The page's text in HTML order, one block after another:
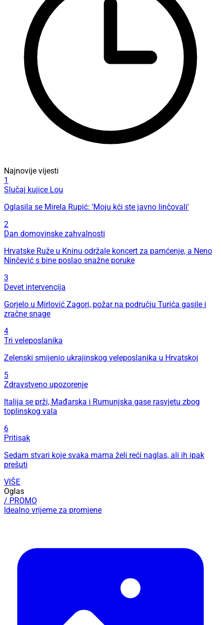
Najnovije vijesti
1
Slučaj kujice Lou
Oglasila se Mirela Rupić: 'Moju kći ste javno linčovali'
2
Dan domovinske zahvalnosti
Hrvatske Ruže u Kninu održale koncert za pamćenje, a Neno
Ninčević s bine poslao snažne poruke
3
Devet intervencija
Gorjelo u Mirlović Zagori, požar na području Turića gasile i
zračne snage
4
Tri veleposlanika
Zelenski smijenio ukrajinskog veleposlanika u Hrvatskoj
5
Zdravstveno upozorenje
Italija se prži, Mađarska i Rumunjska gase rasvjetu zbog
toplinskog vala
6
Pritisak
Sedam stvari koje svaka mama želi reći naglas, ali ih ipak
prešuti
VIŠE
Oglas
/ PROMO
Idealno vrijeme za promjene